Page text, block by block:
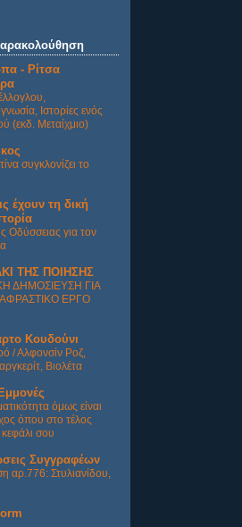
- Ρίτσα
Ιστορίες ενός
(εκδ. Μεταίχμιο)
συγκλονίζει το
έχουν τη δική
Οδύσσειας για τον
ΤΗΣ ΠΟΙΗΣΗΣ
ΔΗΜΟΣΙΕΥΣΗ ΓΙΑ
ΕΡΓΟ
Κουδούνι
/ Αλφονσίν Ροζ,
Βιολέτα
όμως είναι
όπου στο τέλος
σου
Συγγραφέων
αρ.776: Στυλιανίδου,